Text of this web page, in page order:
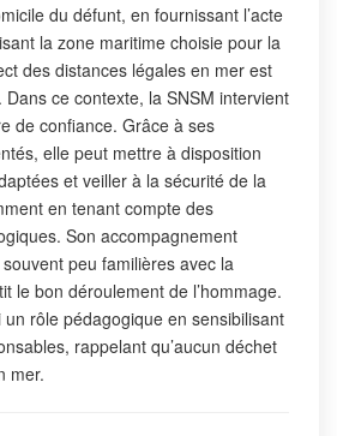
du défunt, en fournissant l’acte
la zone maritime choisie pour la
des distances légales en mer est
ce contexte, la SNSM intervient
de confiance. Grâce à ses
elle peut mettre à disposition
et veiller à la sécurité de la
en tenant compte des
Son accompagnement
peu familières avec la
le bon déroulement de l’hommage.
un rôle pédagogique en sensibilisant
rappelant qu’aucun déchet
mer.